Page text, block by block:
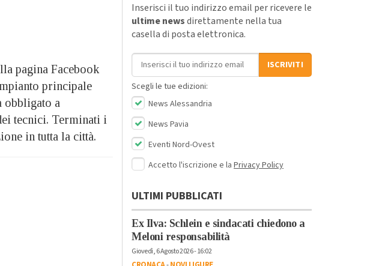
pagina Facebook
principale
obbligato a
tecnici. Terminati i
in tutta la città.
Inserisci il tuo indirizzo email per ricevere le
ultime newsdirettamente nella tua
casella di posta elettronica.
Indirizzo email
ISCRIVITI
Scegli le tue edizioni:
News Alessandria
News Pavia
Eventi Nord-Ovest
Accetto l'iscrizione e la Privacy Policy
ULTIMI PUBBLICATI
Ex Ilva: Schlein e sindacati chiedono a
Meloni responsabilità
Giovedì, 6 Agosto 2026 - 16:02